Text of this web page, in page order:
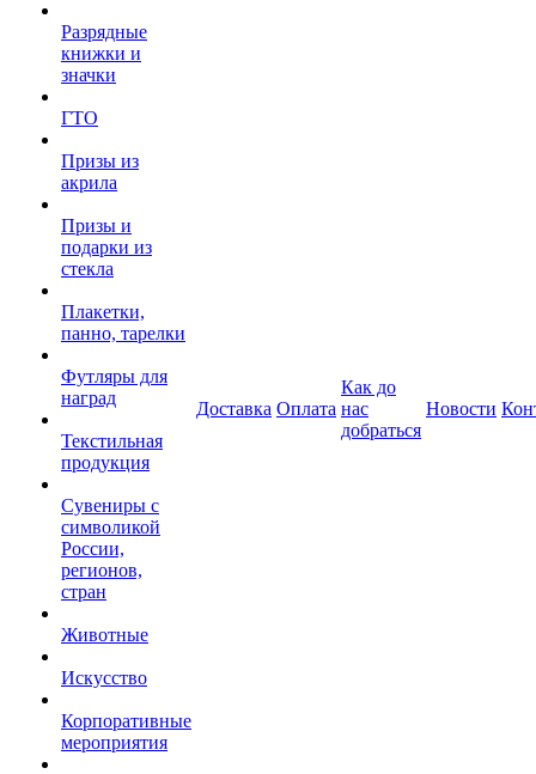
Разрядные
книжки и
значки
ГТО
Призы из
акрила
Призы и
подарки из
стекла
Плакетки,
панно, тарелки
Футляры для
наград
Текстильная
продукция
Сувениры с
символикой
России,
регионов,
стран
Животные
Искусство
Корпоративные
мероприятия
Доставка Оплата
Как до
нас
добраться
Новости